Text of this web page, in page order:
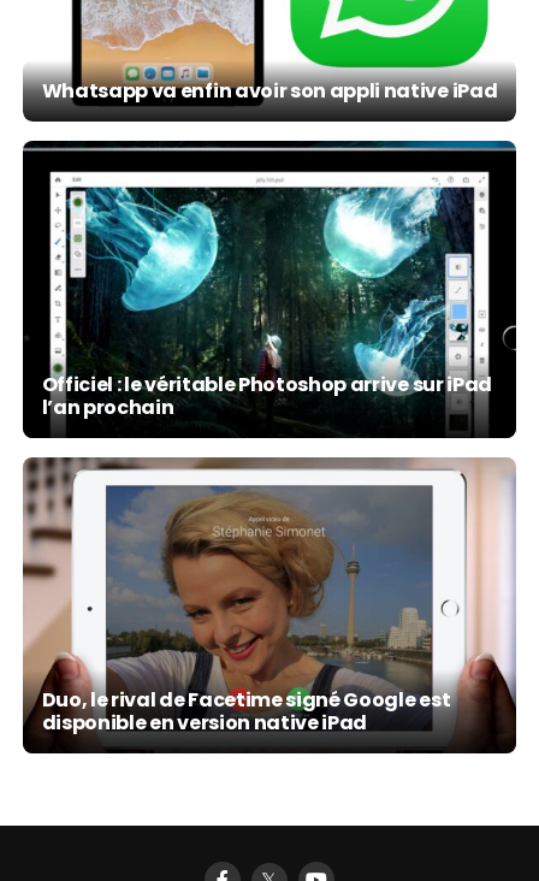
Whatsapp va enfin avoir son appli native iPad
Officiel : le véritable Photoshop arrive sur iPad
l’an prochain
Duo, le rival de Facetime signé Google est
disponible en version native iPad